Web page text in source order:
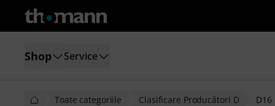
Shop Service
Toate categoriile Clasificare Producători D D16